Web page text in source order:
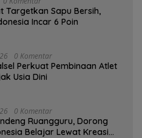
Targetkan Sapu Bersih,
Incar 6 Poin
0 Komentar
Perkuat Pembinaan Atlet
Usia Dini
0 Komentar
Ruangguru, Dorong
Belajar Lewat Kreasi